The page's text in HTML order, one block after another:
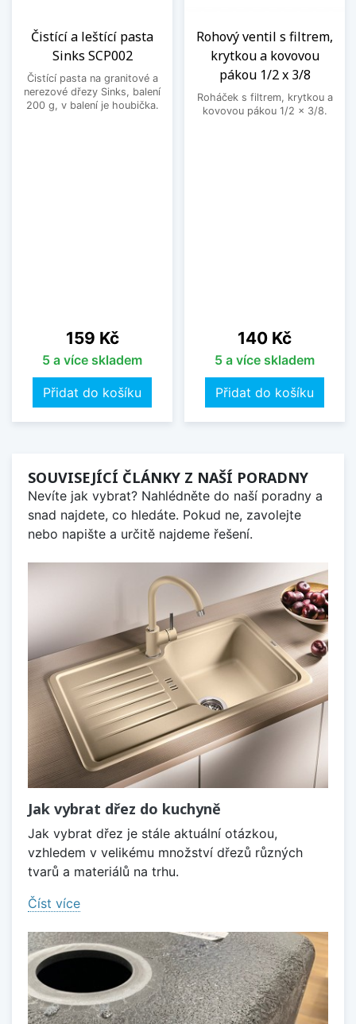
Čistící a leštící pasta
Sinks SCP002
Čistící pasta na granitové a
nerezové dřezy Sinks, balení
200 g, v balení je houbička.
Cena
159 Kč
5 a více skladem
Přidat do košíku
Rohový ventil s filtrem,
krytkou a kovovou
pákou 1/2 x 3/8
Roháček s filtrem, krytkou a
kovovou pákou 1/2 x 3/8.
Cena
140 Kč
5 a více skladem
Přidat do košíku
SOUVISEJÍCÍ ČLÁNKY Z NAŠÍ PORADNY
Nevíte jak vybrat? Nahlédněte do naší poradny a
snad najdete, co hledáte. Pokud ne, zavolejte
nebo napište a určitě najdeme řešení.
Jak vybrat dřez do kuchyně
Jak vybrat dřez je stále aktuální otázkou,
vzhledem v velikému množství dřezů různých
tvarů a materiálů na trhu.
Číst více